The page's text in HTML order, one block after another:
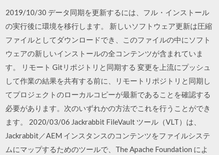
2019/10/30 データ同期を更新するには、フル・インストール
の実行後に環境を移行します。 新しいソフトウェア更新は圧縮
ファイルとしてダウンロードでき、このファイルの中にソフト
ウェアの新しいインストールの全コンテンツが含まれていま
す。 リモート Gitリポジトリと同期する 変更を上流にプッシュ
して作業の結果を共有する前に、リモートリポジトリと同期し
てプロジェクトのローカルコピーが最新であることを確認する
必要があります。次のいずれかの方法でこれを行うことができ
ます。 2020/03/06 Jackrabbit FileVault ツール（VLT）は、
Jackrabbit／AEM インスタンスのコンテンツをファイルシステ
ムにマップするためのツールで、The Apache Foundation によ